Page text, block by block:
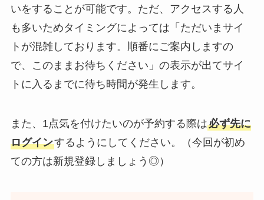
いをすることが可能です。ただ、アクセスする人
も多いためタイミングによっては「ただいまサイ
トが混雑しております。順番にご案内しますの
で、このままお待ちください」の表示が出てサイ
トに入るまでに待ち時間が発生します。
また、1点気を付けたいのが予約する際は必ず先に
ログインするようにしてください。（今回が初め
ての方は新規登録しましょう◎）